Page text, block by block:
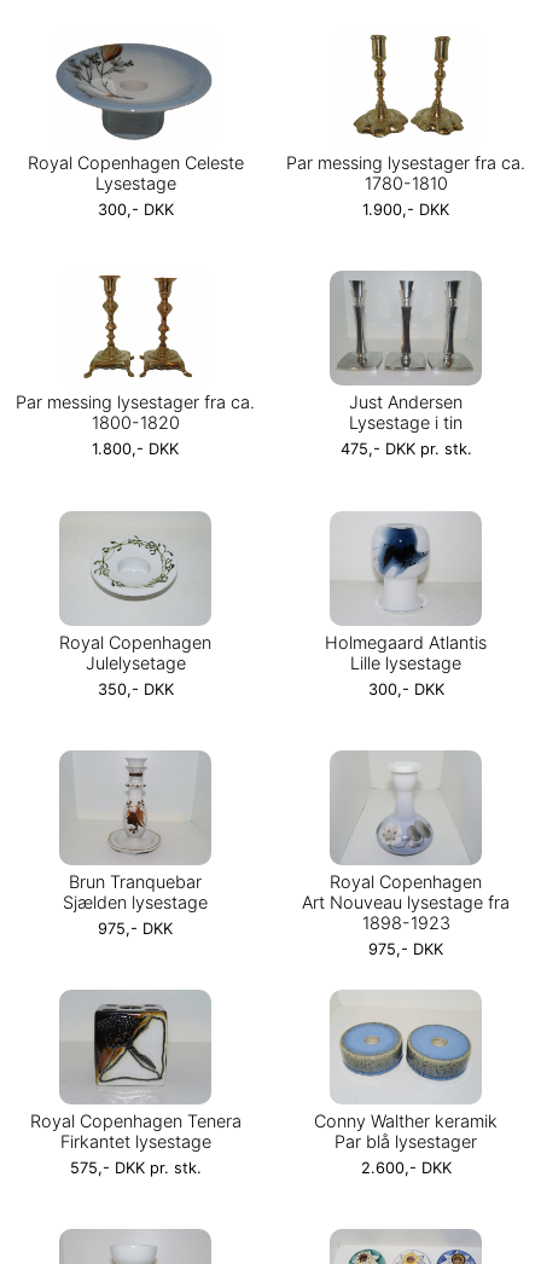
Royal Copenhagen Celeste
Lysestage
300,- DKK
Par messing lysestager fra ca.
1780-1810
1.900,- DKK
Par messing lysestager fra ca.
1800-1820
1.800,- DKK
Just Andersen
Lysestage i tin
475,- DKK pr. stk.
Royal Copenhagen
Julelysetage
350,- DKK
Holmegaard Atlantis
Lille lysestage
300,- DKK
Brun Tranquebar
Sjælden lysestage
975,- DKK
Royal Copenhagen
Art Nouveau lysestage fra
1898-1923
975,- DKK
Royal Copenhagen Tenera
Firkantet lysestage
575,- DKK pr. stk.
Conny Walther keramik
Par blå lysestager
2.600,- DKK